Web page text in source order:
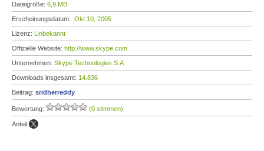
Dateigröße: 6,9 MB
Erscheinungsdatum: Okt 10, 2005
Lizenz: Unbekannt
Offizielle Website: http://www.skype.com
Unternehmen: Skype Technologies S.A
Downloads insgesamt: 14.836
Beitrag: sridherreddy
Bewertung: (0 stimmen)
Anteil: